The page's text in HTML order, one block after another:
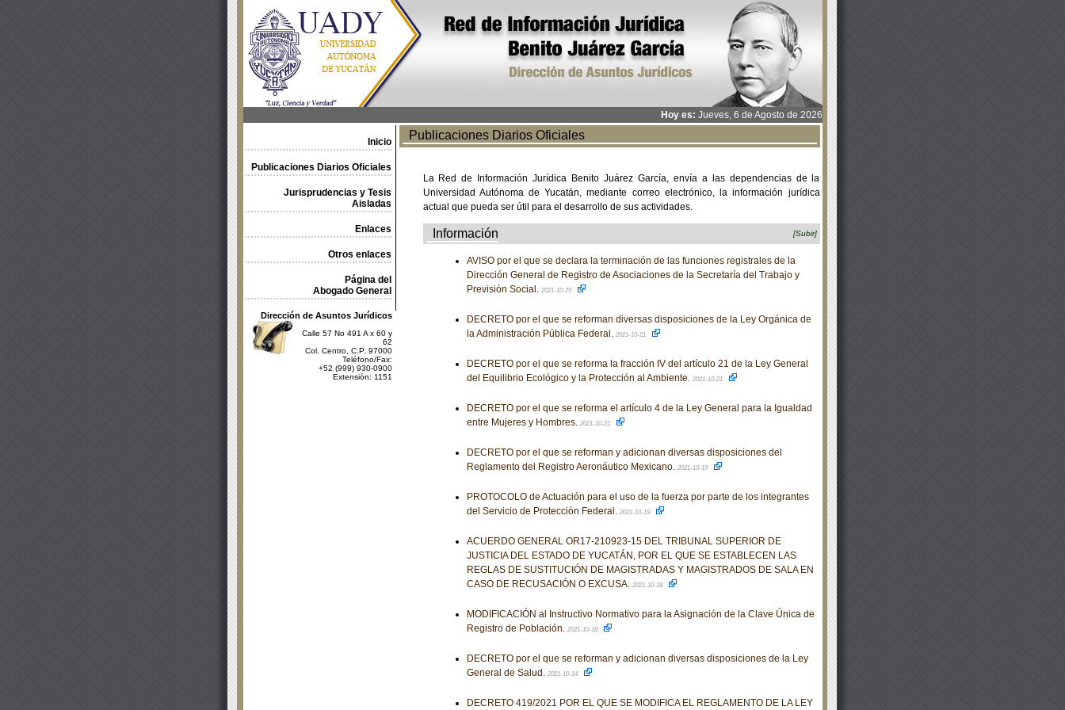
Hoy es: Jueves, 6 de Agosto de 2026
Inicio
Publicaciones Diarios Oficiales
Jurisprudencias y Tesis
Aisladas
Enlaces
Otros enlaces
Página del
Abogado General
Dirección de Asuntos Jurídicos
Calle 57 No 491 A x 60 y
62
Col. Centro, C.P. 97000
Teléfono/Fax:
+52 (999) 930-0900
Extensión: 1151
Publicaciones Diarios Oficiales
La Red de Información Jurídica Benito Juárez García, envía a las dependencias de la
Universidad Autónoma de Yucatán, mediante correo electrónico, la información jurídica
actual que pueda ser útil para el desarrollo de sus actividades.
Información [Subir]
AVISO por el que se declara la terminación de las funciones registrales de la
Dirección General de Registro de Asociaciones de la Secretaría del Trabajo y
Previsión Social. 2021-10-25
DECRETO por el que se reforman diversas disposiciones de la Ley Orgánica de
la Administración Pública Federal. 2021-10-21
DECRETO por el que se reforma la fracción IV del artículo 21 de la Ley General
del Equilibrio Ecológico y la Protección al Ambiente. 2021-10-21
DECRETO por el que se reforma el artículo 4 de la Ley General para la Igualdad
entre Mujeres y Hombres. 2021-10-21
DECRETO por el que se reforman y adicionan diversas disposiciones del
Reglamento del Registro Aeronáutico Mexicano. 2021-10-19
PROTOCOLO de Actuación para el uso de la fuerza por parte de los integrantes
del Servicio de Protección Federal. 2021-10-19
ACUERDO GENERAL OR17-210923-15 DEL TRIBUNAL SUPERIOR DE
JUSTICIA DEL ESTADO DE YUCATÁN, POR EL QUE SE ESTABLECEN LAS
REGLAS DE SUSTITUCIÓN DE MAGISTRADAS Y MAGISTRADOS DE SALA EN
CASO DE RECUSACIÓN O EXCUSA. 2021-10-18
MODIFICACIÓN al Instructivo Normativo para la Asignación de la Clave Única de
Registro de Población. 2021-10-18
DECRETO por el que se reforman y adicionan diversas disposiciones de la Ley
General de Salud. 2021-10-14
DECRETO 419/2021 POR EL QUE SE MODIFICA EL REGLAMENTO DE LA LEY